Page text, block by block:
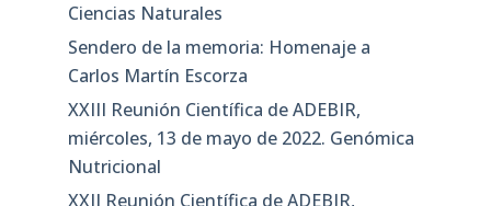
Ciencias Naturales
Sendero de la memoria: Homenaje a
Carlos Martín Escorza
XXIII Reunión Científica de ADEBIR,
miércoles, 13 de mayo de 2022. Genómica
Nutricional
XXII Reunión Científica de ADEBIR,